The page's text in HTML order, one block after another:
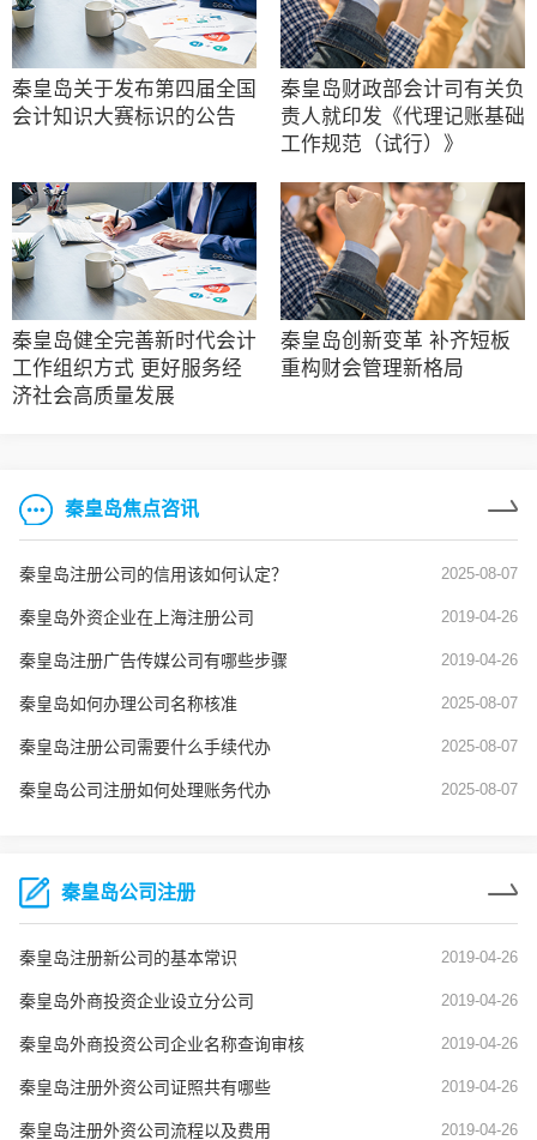
秦皇岛关于发布第四届全国
会计知识大赛标识的公告
秦皇岛财政部会计司有关负
责人就印发《代理记账基础
工作规范（试行）》
秦皇岛健全完善新时代会计
工作组织方式 更好服务经
济社会高质量发展
秦皇岛创新变革 补齐短板
重构财会管理新格局
秦皇岛焦点咨讯
秦皇岛注册公司的信用该如何认定？ 2025-08-07
秦皇岛外资企业在上海注册公司 2019-04-26
秦皇岛注册广告传媒公司有哪些步骤 2019-04-26
秦皇岛如何办理公司名称核准 2025-08-07
秦皇岛注册公司需要什么手续代办 2025-08-07
秦皇岛公司注册如何处理账务代办 2025-08-07
秦皇岛公司注册
秦皇岛注册新公司的基本常识 2019-04-26
秦皇岛外商投资企业设立分公司 2019-04-26
秦皇岛外商投资公司企业名称查询审核 2019-04-26
秦皇岛注册外资公司证照共有哪些 2019-04-26
秦皇岛注册外资公司流程以及费用 2019-04-26